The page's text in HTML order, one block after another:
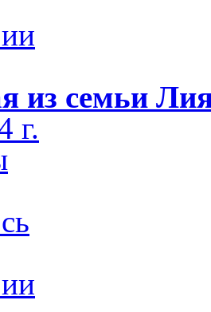
из семьи
г.